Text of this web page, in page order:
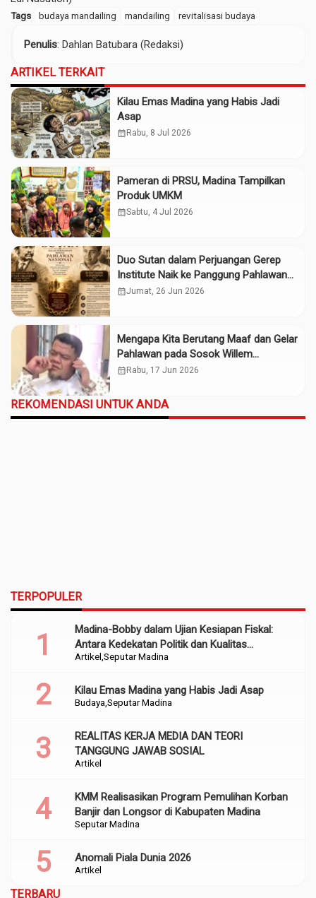
Tags budaya mandailing mandailing revitalisasi budaya
Penulis: Dahlan Batubara (Redaksi)
ARTIKEL TERKAIT
Kilau Emas Madina yang Habis Jadi
Asap
calendar_month Rabu, 8 Jul 2026
Pameran di PRSU, Madina Tampilkan
Produk UMKM
calendar_monthSabtu, 4 Jul 2026
Duo Sutan dalam Perjuangan Gerep
Institute Naik ke Panggung Pahlawan
Nasional
calendar_monthJumat, 26 Jun 2026
Mengapa Kita Berutang Maaf dan Gelar
Pahlawan pada Sosok Willem
Iskander?
calendar_month Rabu, 17 Jun 2026
REKOMENDASI UNTUK ANDA
TERPOPULER
Artikel Seputar Madina
Madina-Bobby dalam Ujian Kesiapan Fiskal:
Antara Kedekatan Politik dan Kualitas
Perencanaan
Budaya Seputar Madina
Kilau Emas Madina yang Habis Jadi Asap
Artikel
REALITAS KERJA MEDIA DAN TEORI
TANGGUNG JAWAB SOSIAL
Seputar Madina
KMM Realisasikan Program Pemulihan Korban
Banjir dan Longsor di Kabupaten Madina
Artikel
Anomali Piala Dunia 2026
TERBARU